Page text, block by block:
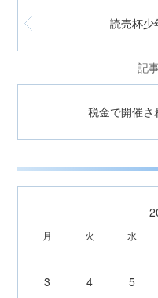
読売杯
記
税金で開催
月 火 水
3
4 5